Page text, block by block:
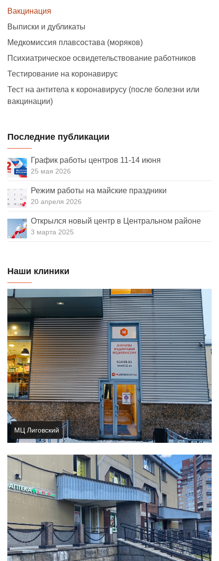
Вакцинация
Выписки и дубликаты
Медкомиссия плавсостава (моряков)
Психиатрическое освидетельствование работников
Тестирование на коронавирус
Тест на антитела к коронавирусу (после болезни или
вакцинации)
Последние публикации
График работы центров 11-14 июня
25 мая 2026
Режим работы на майские праздники
20 апреля 2026
Открылся новый центр в Центральном районе
3 марта 2025
Наши клиники
МЦ Лиговский